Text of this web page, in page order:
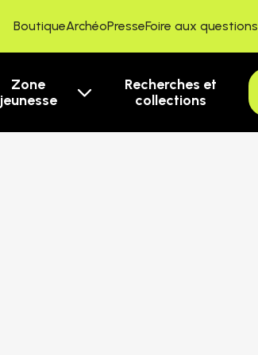
BoutiqueArchéoPresseFoire aux questions
Zone
jeunesse
Recherches et
collections